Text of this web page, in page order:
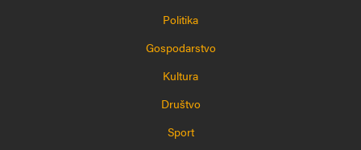
Politika
Gospodarstvo
Kultura
Društvo
Sport